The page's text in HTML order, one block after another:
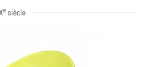
esiècle